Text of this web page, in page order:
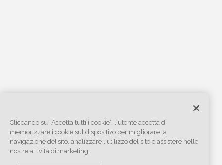
Cliccando su “Accetta tutti i cookie”, l'utente accetta di
memorizzare i cookie sul dispositivo per migliorare la
navigazione del sito, analizzare l'utilizzo del sito e assistere nelle
nostre attività di marketing.